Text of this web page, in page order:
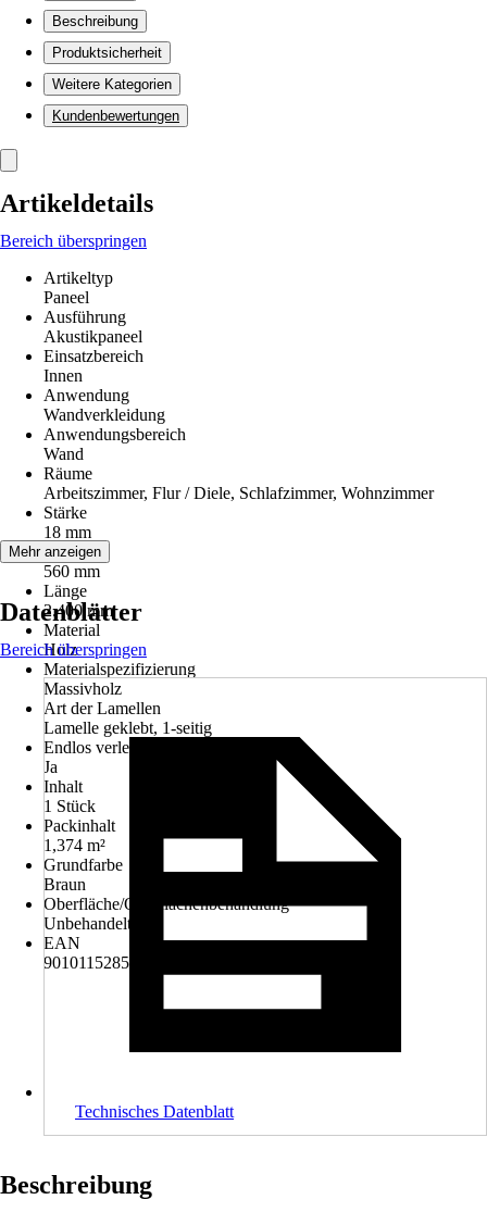
Beschreibung
Produktsicherheit
Weitere Kategorien
Kundenbewertungen
Artikeldetails
Bereich überspringen
Artikeltyp
Paneel
Ausführung
Akustikpaneel
Einsatzbereich
Innen
Anwendung
Wandverkleidung
Anwendungsbereich
Wand
Räume
Arbeitszimmer, Flur / Diele, Schlafzimmer, Wohnzimmer
Stärke
18 mm
Breite
560 mm
Länge
2.400 mm
Material
Holz
Materialspezifizierung
Massivholz
Art der Lamellen
Lamelle geklebt, 1-seitig
Endlos verlegbar
Ja
Inhalt
1 Stück
Packinhalt
1,374 m²
Grundfarbe
Braun
Oberfläche/Oberflächenbehandlung
Unbehandelt
EAN
9010115285521
Mehr anzeigen
Datenblätter
Bereich überspringen
Technisches Datenblatt
Beschreibung